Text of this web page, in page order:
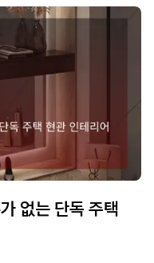
없는 단독 주택